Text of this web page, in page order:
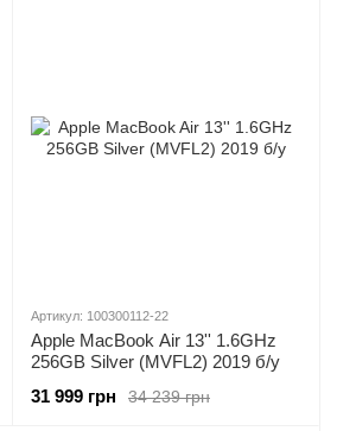
Артикул: 100300112-22
Apple MacBook Air 13'' 1.6GHz
256GB Silver (MVFL2) 2019 б/у
34 239 грн
31 999 грн